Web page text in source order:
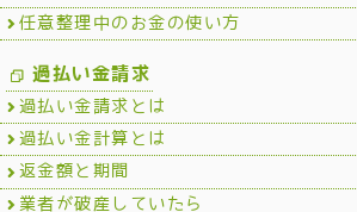
任意整理中のお金の使い方
過払い金請求
過払い金請求とは
過払い金計算とは
返金額と期間
業者が破産していたら